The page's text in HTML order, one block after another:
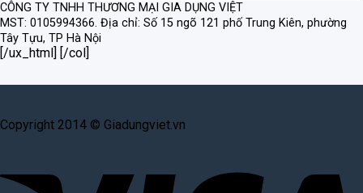
CÔNG TY TNHH THƯƠNG MẠI GIA DỤNG VIỆT
MST: 0105994366. Địa chỉ: Số 15 ngõ 121 phố Trung Kiên, phường
Tây Tựu, TP Hà Nội
[/ux_html] [/col]
Copyright 2014 © Giadungviet.vn